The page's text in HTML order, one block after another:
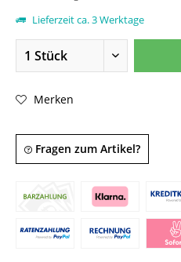
Lieferzeit ca. 3 Werktage
Merken
Fragen zum Artikel?